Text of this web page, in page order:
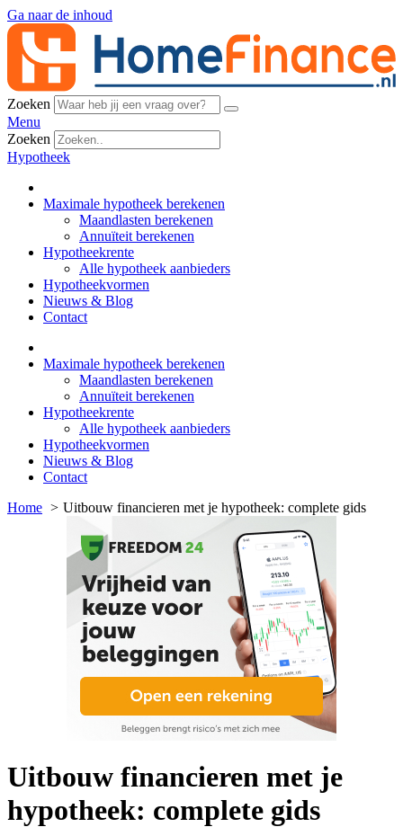
Ga naar de inhoud
Zoeken
Menu
Zoeken
Hypotheek
Maximale hypotheek berekenen
Maandlasten berekenen
Annuïteit berekenen
Hypotheekrente
Alle hypotheek aanbieders
Hypotheekvormen
Nieuws & Blog
Contact
Maximale hypotheek berekenen
Maandlasten berekenen
Annuïteit berekenen
Hypotheekrente
Alle hypotheek aanbieders
Hypotheekvormen
Nieuws & Blog
Contact
Home
Uitbouw financieren met je hypotheek: complete gids
Uitbouw financieren met je
hypotheek: complete gids